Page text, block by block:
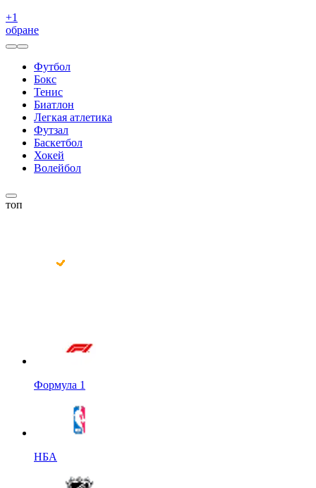
+1
обране
Футбол
Бокс
Тенис
Биатлон
Легкая атлетика
Футзал
Баскетбол
Хокей
Волейбол
топ
Формула 1
НБА